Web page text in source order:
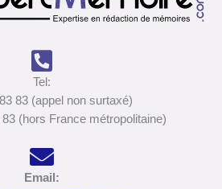
Tel:
83 (appel non surtaxé)
(hors France métropolitaine)
Email: